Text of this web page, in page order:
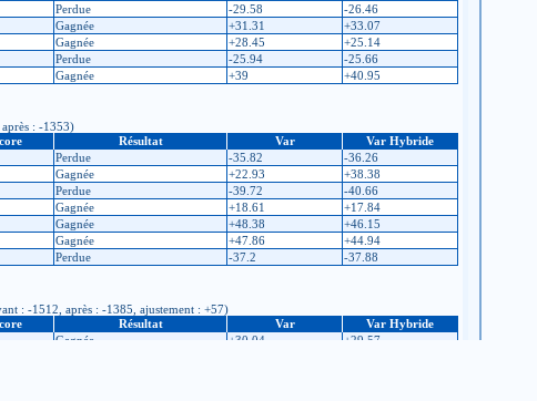
Perdue -29.58
-26.46
Gagnée +31.31
+33.07
Gagnée +28.45
+25.14
Perdue -25.94
-25.66
Gagnée +39 +40.95
: -1353)
Résultat Var
Var Hybride
Perdue -35.82
-36.26
Gagnée +22.93
+38.38
Perdue -39.72
-40.66
Gagnée +18.61
+17.84
Gagnée +48.38
+46.15
Gagnée +47.86
+44.94
Perdue -37.2 -37.88
: -1512, après : -1385, ajustement : +57)
Résultat Var
Var Hybride
Gagnée +30.04
+29.57